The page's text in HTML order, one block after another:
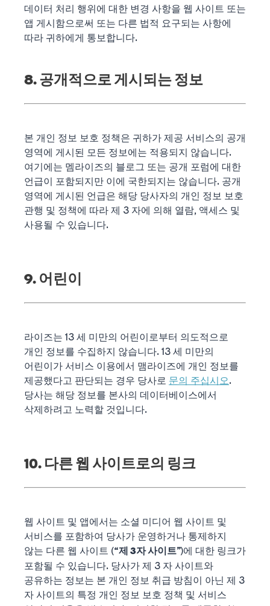
데이터 처리 행위에 대한 변경 사항을 웹 사이트 또는
앱 게시함으로써 또는 다른 법적 요구되는 사항에
따라 귀하에게 통보합니다.
8. 공개적으로 게시되는 정보
본 개인 정보 보호 정책은 귀하가 제공 서비스의 공개
영역에 게시된 모든 정보에는 적용되지 않습니다.
여기에는 멤라이즈의 블로그 또는 공개 포럼에 대한
언급이 포함되지만 이에 국한되지는 않습니다. 공개
영역에 게시된 언급은 해당 당사자의 개인 정보 보호
관행 및 정책에 따라 제 3 자에 의해 열람, 액세스 및
사용될 수 있습니다.
9. 어린이
라이즈는 13 세 미만의 어린이로부터 의도적으로
개인 정보를 수집하지 않습니다. 13 세 미만의
어린이가 서비스 이용에서 맴라이즈에 개인 정보를
제공했다고 판단되는 경우 당사로 문의 주십시오.
당사는 해당 정보를 본사의 데이터베이스에서
삭제하려고 노력할 것입니다.
10. 다른 웹 사이트로의 링크
웹 사이트 및 앱에서는 소셜 미디어 웹 사이트 및
서비스를 포함하여 당사가 운영하거나 통제하지
않는 다른 웹 사이트 (“제 3자 사이트”)에 대한 링크가
포함될 수 있습니다. 당사가 제 3 자 사이트와
공유하는 정보는 본 개인 정보 취급 방침이 아닌 제 3
자 사이트의 특정 개인 정보 보호 정책 및 서비스